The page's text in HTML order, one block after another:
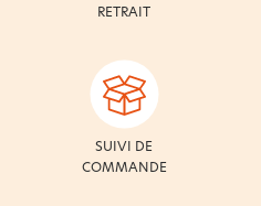
RETRAIT
SUIVI DE
COMMANDE